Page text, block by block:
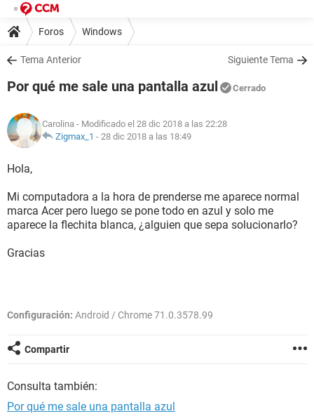
Foros Windows
Tema Anterior Siguiente Tema
Por qué me sale una pantalla azul Cerrado
Carolina - Modificado el 28 dic 2018 a las 22:28
Zigmax_1 - 28 dic 2018 a las 18:49
Hola,
Mi computadora a la hora de prenderse me aparece normal
marca Acer pero luego se pone todo en azul y solo me
aparece la flechita blanca, ¿alguien que sepa solucionarlo?
Gracias
Configuración: Android / Chrome 71.0.3578.99
Compartir
Consulta también:
Por qué me sale una pantalla azul